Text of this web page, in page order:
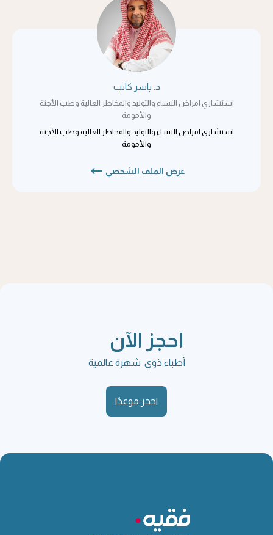
د. ياسر كاتب
استشاري امراض النساء والتوليد والمخاطر العالية وطب الأجنة
والأمومة
استشاري امراض النساء والتوليد والمخاطر العالية وطب الأجنة
والأمومة
عرض الملف الشخصي
احجز الآن
أطباء ذوي شهرة عالمية
احجز موعدًا